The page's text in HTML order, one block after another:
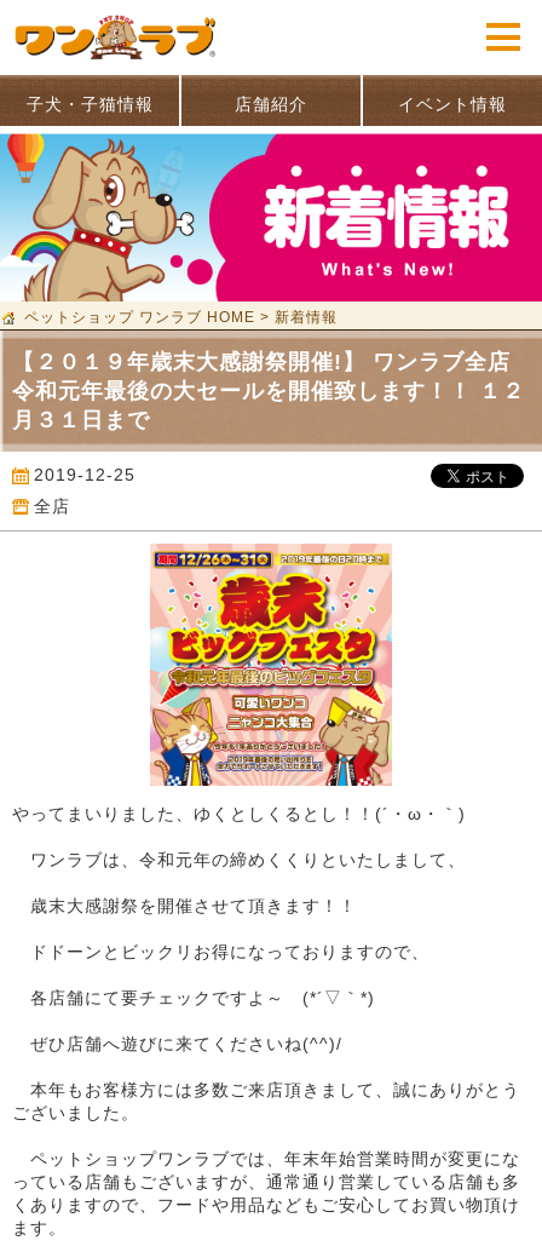
子犬・子猫情報 店舗紹介 イベント情報
ペットショップ ワンラブ HOME > 新着情報
【２０１９年歳末大感謝祭開催!】 ワンラブ全店
令和元年最後の大セールを開催致します！！ １２
月３１日まで
2019-12-25
全店
やってまいりました、ゆくとしくるとし！！(´・ω・｀)
ワンラブは、令和元年の締めくくりといたしまして、
歳末大感謝祭を開催させて頂きます！！
ドドーンとビックリお得になっておりますので、
各店舗にて要チェックですよ～ (*´▽｀*)
ぜひ店舗へ遊びに来てくださいね(^^)/
本年もお客様方には多数ご来店頂きまして、誠にありがとう
ございました。
ペットショップワンラブでは、年末年始営業時間が変更にな
っている店舗もございますが、通常通り営業している店舗も多
くありますので、フードや用品などもご安心してお買い物頂け
ます。